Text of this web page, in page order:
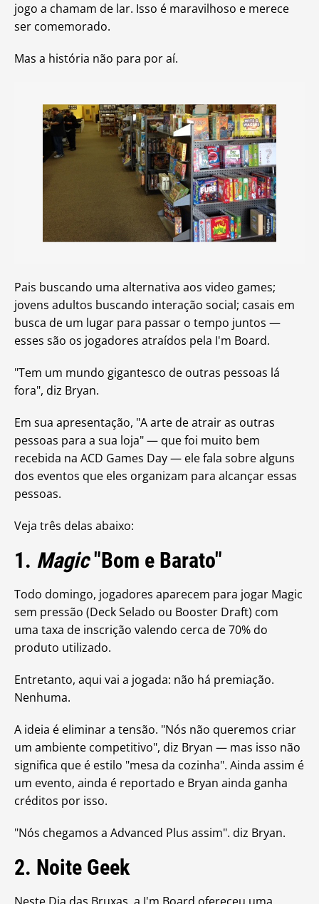
jogo a chamam de lar. Isso é maravilhoso e merece
ser comemorado.
Mas a história não para por aí.
Pais buscando uma alternativa aos video games;
jovens adultos buscando interação social; casais em
busca de um lugar para passar o tempo juntos —
esses são os jogadores atraídos pela I'm Board.
"Tem um mundo gigantesco de outras pessoas lá
fora", diz Bryan.
Em sua apresentação, "A arte de atrair as outras
pessoas para a sua loja" — que foi muito bem
recebida na ACD Games Day — ele fala sobre alguns
dos eventos que eles organizam para alcançar essas
pessoas.
Veja três delas abaixo:
1. Magic"Bom e Barato"
Todo domingo, jogadores aparecem para jogar Magic
sem pressão (Deck Selado ou Booster Draft) com
uma taxa de inscrição valendo cerca de 70% do
produto utilizado.
Entretanto, aqui vai a jogada: não há premiação.
Nenhuma.
A ideia é eliminar a tensão. "Nós não queremos criar
um ambiente competitivo", diz Bryan — mas isso não
significa que é estilo "mesa da cozinha". Ainda assim é
um evento, ainda é reportado e Bryan ainda ganha
créditos por isso.
"Nós chegamos a Advanced Plus assim". diz Bryan.
2. Noite Geek